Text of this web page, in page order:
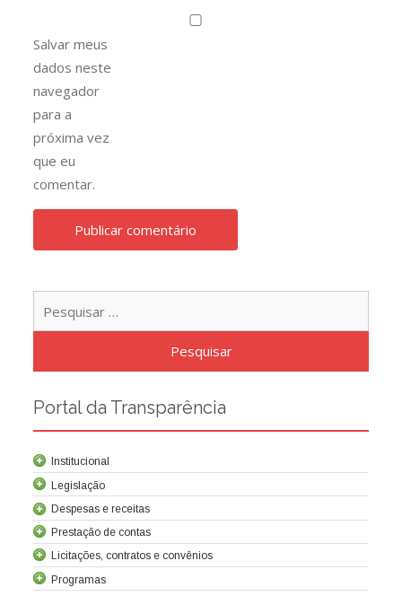
Salvar meus
dados neste
navegador
para a
próxima vez
que eu
comentar.
Portal da Transparência
Institucional
Legislação
Leis relacionadas
Despesas e receitas
Prestação de contas
Licitações, contratos e convênios
Programas